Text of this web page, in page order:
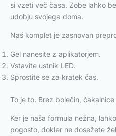
si vzeti več časa. Zobe lahko
udobju svojega doma.
Naš komplet je zasnovan
Gel nanesite z aplikatorjem.
Vstavite ustnik LED.
Sprostite se za kratek čas.
To je to. Brez bolečin,
Ker je naša formula nežna,
pogosto, dokler ne dosežete